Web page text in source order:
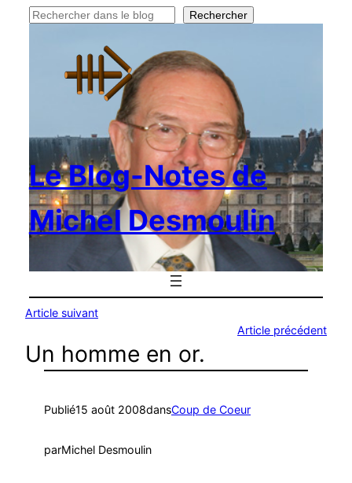
Rechercher Rechercher
Le Blog-Notes de
Michel Desmoulin
Article suivant
Article précédent
Un homme en or.
Publié15 août 2008dansCoup de Coeur
parMichel Desmoulin